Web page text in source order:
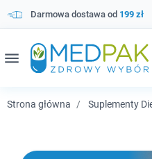
Darmowa dostawa od 199 zł
menu
Strona główna Suplementy